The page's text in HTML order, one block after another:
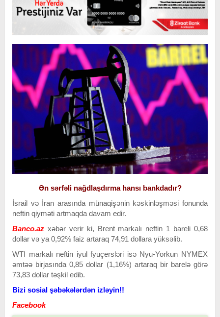
Ən sərfəli nağdlaşdırma hansı bankdadır?
İsrail və İran arasında münaqişənin kəskinləşməsi fonunda
neftin qiyməti artmaqda davam edir.
Banco.az xəbər verir ki, Brent markalı neftin 1 bareli 0,68
dollar və ya 0,92% faiz artaraq 74,91 dollara yüksəlib.
WTI markalı neftin iyul fyuçersləri isə Nyu-Yorkun NYMEX
əmtəə birjasında 0,85 dollar (1,16%) artaraq bir barelə görə
73,83 dollar təşkil edib.
Bizi sosial şəbəkələrdən izləyin!!
Facebook